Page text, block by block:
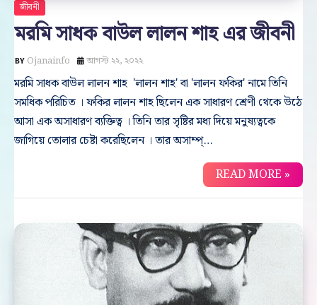
জীবনী
মরমি সাধক বাউল লালন শাহ এর জীবনী
Ojanainfo আগস্ট ২২, ২০২২
মরমি সাধক বাউল লালন শাহ 'লালন শাহ' বা 'লালন ফকির' নামে তিনি
সমধিক পরিচিত । ফকির লালন শাহ ছিলেন এক সাধারণ শ্রেণী থেকে উঠে
আসা এক অসাধারণ ব্যক্তিত্ব । তিনি তার সৃষ্টির মধ্য দিয়ে মনুষ্যত্বকে
জাগিয়ে তোলার চেষ্টা করেছিলেন । তার অসাম্প্…
READ MORE »